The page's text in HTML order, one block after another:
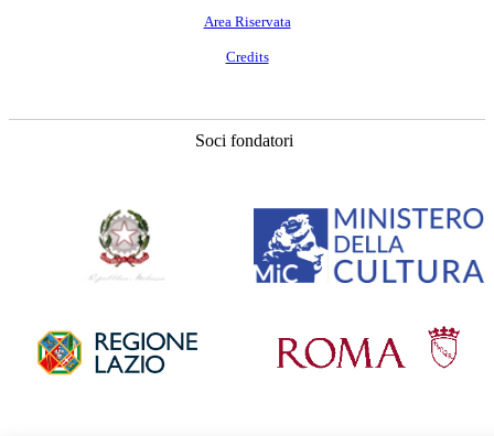
Area Riservata
Credits
Soci fondatori